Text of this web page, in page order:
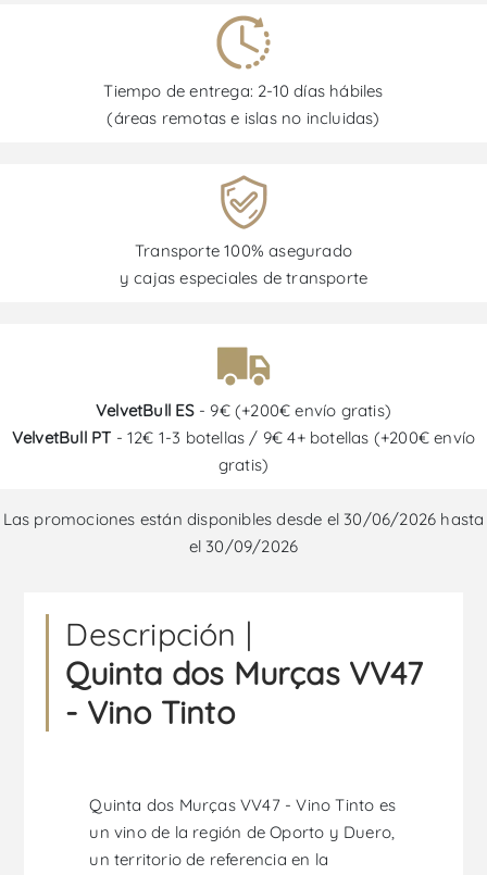
Tiempo de entrega: 2-10 días hábiles
(áreas remotas e islas no incluidas)
Transporte 100% asegurado
y cajas especiales de transporte
VelvetBull ES- 9€ (+200€ envío gratis)
VelvetBull PT - 12€ 1-3 botellas / 9€ 4+ botellas (+200€ envío
gratis)
Las promociones están disponibles desde el 30/06/2026 hasta
el 30/09/2026
Descripción |
Quinta dos Murças VV47
- Vino Tinto
Quinta dos Murças VV47 - Vino Tinto es
un vino de la región de Oporto y Duero,
un territorio de referencia en la